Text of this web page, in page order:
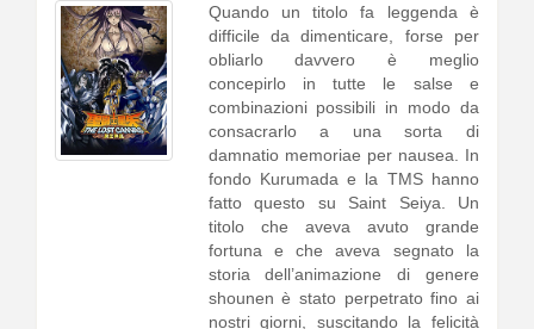
Quando un titolo fa leggenda è
difficile da dimenticare, forse per
obliarlo davvero è meglio
concepirlo in tutte le salse e
combinazioni possibili in modo da
consacrarlo a una sorta di
damnatio memoriae per nausea. In
fondo Kurumada e la TMS hanno
fatto questo su Saint Seiya. Un
titolo che aveva avuto grande
fortuna e che aveva segnato la
storia dell’animazione di genere
shounen è stato perpetrato fino ai
nostri giorni, suscitando la felicità